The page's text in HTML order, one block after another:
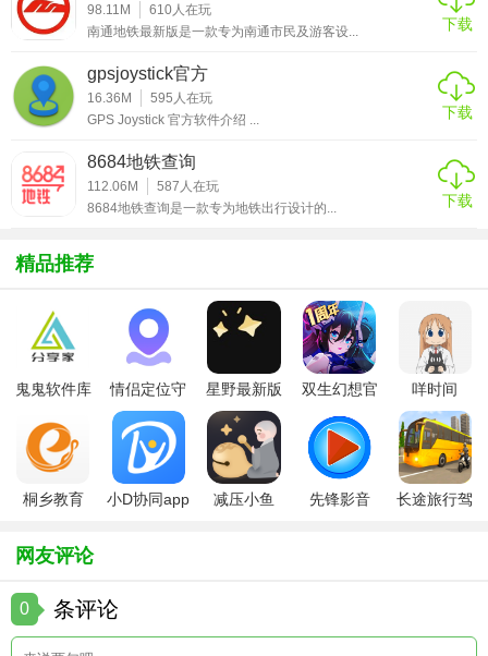
【星空地图app内容】
1. 星座故事：讲述每个星座的历史和神话传说，增加天文知
识的趣味性。
解天文基础。
3. 行星信息：详细介绍太阳系内各大行星的基本信息、运行
4. 夜空摄影指南：为摄影爱好者提供夜空拍摄技巧和参数设
【星空地图app用法】
1. 定位权限：首次使用需开启定位权限，以便应用获取用户
当前位置。
2. 时间同步：确保手机时间准确，以便展示正确的星空景
象。
时间筛选可观测的天体。
4. 星图使用：利用内置的星图工具，调整视角和时间，查看
不同时间段内的星空变化。
98.11M 610人在玩
南通地铁最新版是一款专为南通市民及游客设...
下载
gpsjoystick官方
16.36M 595 人在玩
GPS Joystick 官方软件介绍 ...
下载
8684地铁查询
112.06M 587 人在玩
8684地铁查询是一款专为地铁出行设计的...
下载
精品推荐
鬼鬼软件库
情侣定位守
护软件
星野最新版
双生幻想官
咩时间
桐乡教育
小D协同app
减压小鱼
先锋影音
长途旅行驾
网友评论
0 条评论